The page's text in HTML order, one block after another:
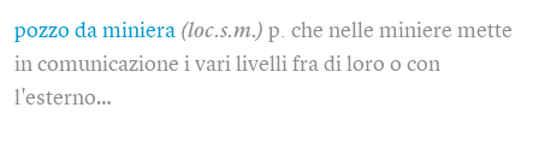
pozzo da miniera (loc.s.m.) p. che nelle miniere mette
in comunicazione i vari livelli fra di loro o con
l'esterno…